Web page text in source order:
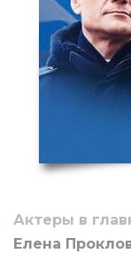
Актеры в
Елена